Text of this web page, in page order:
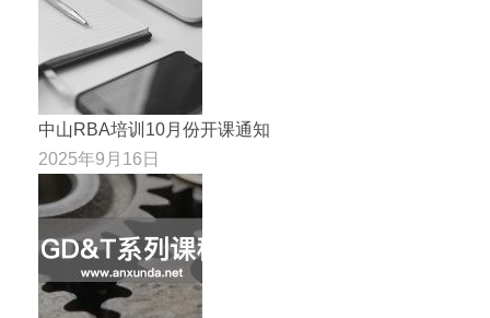
中山RBA培训10月份开课通知
2025年9月16日